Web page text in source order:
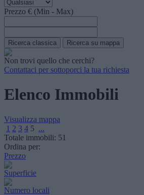
Prezzo € (Min - Max)
Non trovi quello che cerchi?
Contattaci per sottoporci la tua richiesta
Elenco Immobili
Visualizza mappa
1 2 3 4 5 ...
Totale immobili: 51
Ordina per:
Prezzo
Superficie
Numero locali